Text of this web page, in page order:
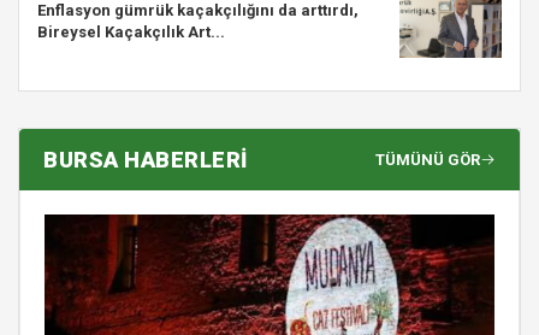
Enflasyon gümrük kaçakçılığını da arttırdı,
Bireysel Kaçakçılık Art...
BURSA HABERLERİ TÜMÜNÜ GÖR